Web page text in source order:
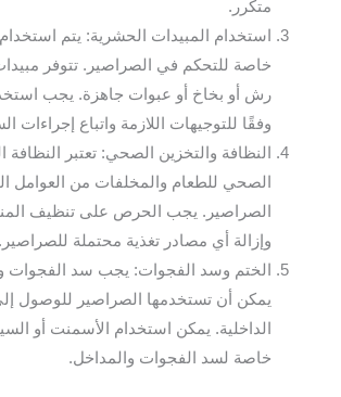
متكرر.
استخدام المبيدات الحشرية: يتم
خاصة للتحكم في الصراصير. تتوفر
رش أو بخاخ أو عبوات جاهزة. يجب
وفقًا للتوجيهات اللازمة واتباع إجراءات
النظافة والتخزين الصحي: تعتبر النظافة
الصحي للطعام والمخلفات من العوامل
الصراصير. يجب الحرص على تنظيف
وإزالة أي مصادر تغذية محتملة للصراصير.
الختم وسد الفجوات: يجب سد الفجوات
يمكن أن تستخدمها الصراصير للوصول
الداخلية. يمكن استخدام الأسمنت أو
خاصة لسد الفجوات والمداخل.